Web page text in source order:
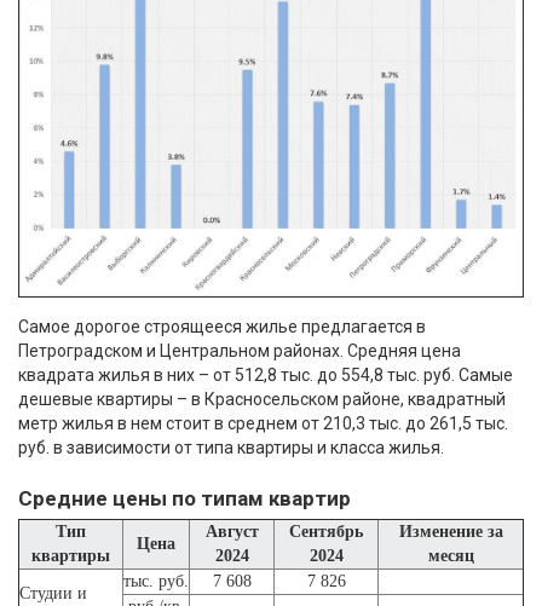
Самое дорогое строящееся жилье предлагается в
Петроградском и Центральном районах. Средняя цена
квадрата жилья в них – от 512,8 тыс. до 554,8 тыс. руб. Самые
дешевые квартиры – в Красносельском районе, квадратный
метр жилья в нем стоит в среднем от 210,3 тыс. до 261,5 тыс.
руб. в зависимости от типа квартиры и класса жилья.
Средние цены по типам квартир
Тип
квартиры
Цена
Август
2024
Сентябрь
2024
Изменение за
месяц
Студии и
тыс. руб. 7 608
7 826